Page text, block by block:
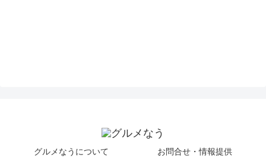
グルメなうについて お問合せ・情報提供